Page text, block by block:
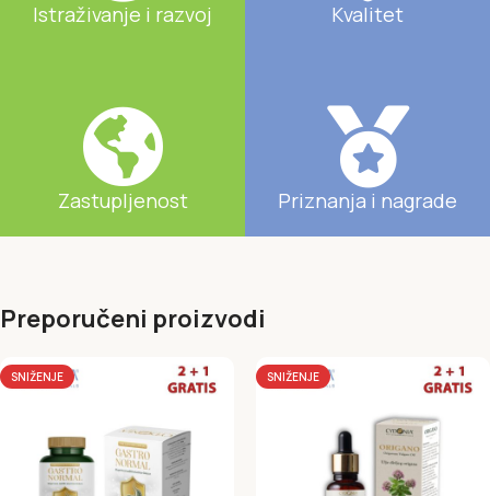
Istraživanje i razvoj Kvalitet
Zastupljenost Priznanja i nagrade
Preporučeni proizvodi
SNIŽENJE SNIŽENJE